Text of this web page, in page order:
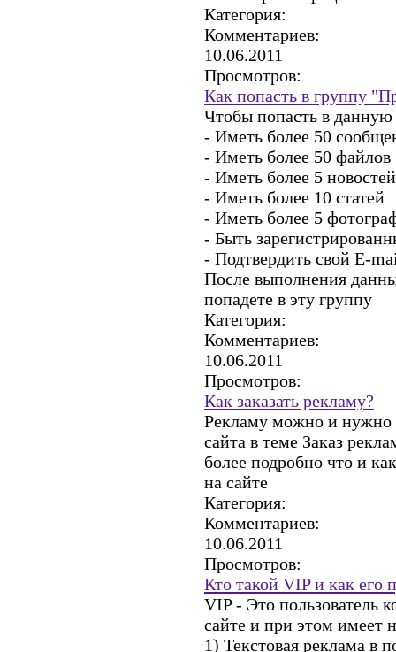
Категория:
Комментариев:
10.06.2011
Просмотров:
Как попасть в группу
Чтобы попасть в
- Иметь более 50
- Иметь более 50 файлов
- Иметь более 5 новостей
- Иметь более 10 статей
- Иметь более 5
- Быть
- Подтвердить свой E-
После выполнения
попадете в эту группу
Категория:
Комментариев:
10.06.2011
Просмотров:
Как заказать рекламу?
Рекламу можно и нужно
сайта в теме Заказ
более подробно что и
на сайте
Категория:
Комментариев:
10.06.2011
Просмотров:
Кто такой VIP и как его
VIP - Это пользователь
сайте и при этом имеет
1) Текстовая реклама в